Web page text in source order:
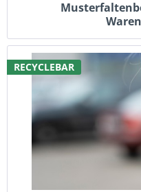
RECYCLEBAR